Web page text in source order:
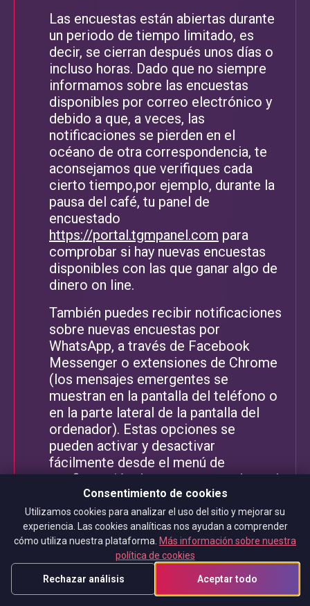
Las encuestas están abiertas durante
un periodo de tiempo limitado, es
decir, se cierran después unos días o
incluso horas. Dado que no siempre
informamos sobre las encuestas
disponibles por correo electrónico y
debido a que, a veces, las
notificaciones se pierden en el
océano de otra correspondencia, te
aconsejamos que verifiques cada
cierto tiempo,por ejemplo, durante la
pausa del café, tu panel de
encuestado
https://portal.tgmpanel.com para
comprobar si hay nuevas encuestas
disponibles con las que ganar algo de
dinero on line.
También puedes recibir notificaciones
sobre nuevas encuestas por
WhatsApp, a través de Facebook
Messenger o extensiones de Chrome
(los mensajes emergentes se
muestran en la pantalla del teléfono o
en la parte lateral de la pantalla del
ordenador). Estas opciones se
pueden activar y desactivar
fácilmente desde el menú de
configuración de tu cuenta en el panel
https://portal.tgmpanel.com.
Quinto paso:
completa encuestas. Te
recordamos que las respuestas
Consentimiento de cookies
Utilizamos cookies para analizar el uso del sitio y mejorar su
experiencia. Las cookies analíticas nos ayudan a comprender
cómo utiliza nuestra plataforma. Más información sobre nuestra
política de cookies
Rechazar análisis Aceptar todo